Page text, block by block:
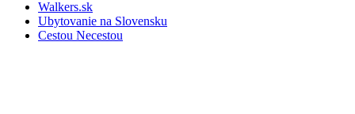
Walkers.sk
Ubytovanie na Slovensku
Cestou Necestou